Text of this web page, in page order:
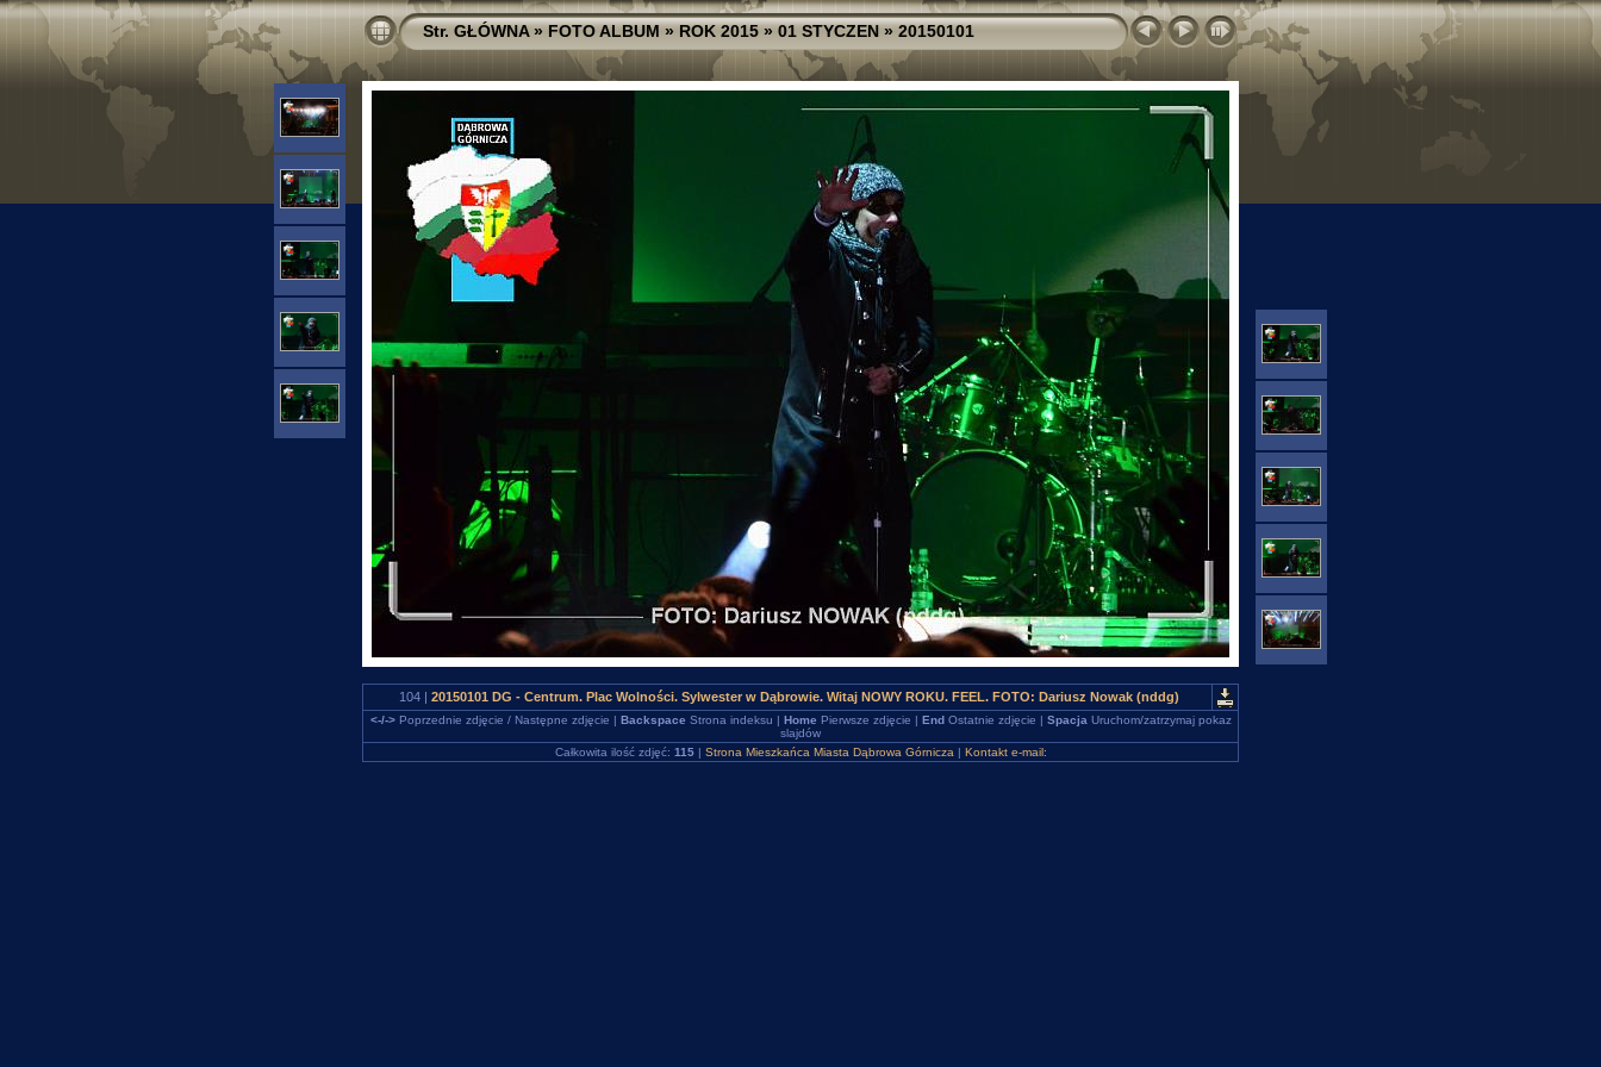
Str. GŁÓWNA»FOTO ALBUM»ROK 2015»01 STYCZEN»20150101
104 | 20150101 DG - Centrum. Plac Wolności. Sylwester w Dąbrowie. Witaj NOWY ROKU. FEEL. FOTO: Dariusz Nowak (nddg)
<-/->Poprzednie zdjęcie / Następne zdjęcie | Backspace Strona indeksu | Home Pierwsze zdjęcie | EndOstatnie zdjęcie | Spacja Uruchom/zatrzymaj pokaz
slajdów
Całkowita ilość zdjęć: 115| Strona Mieszkańca Miasta Dąbrowa Górnicza | Kontakt e-mail: